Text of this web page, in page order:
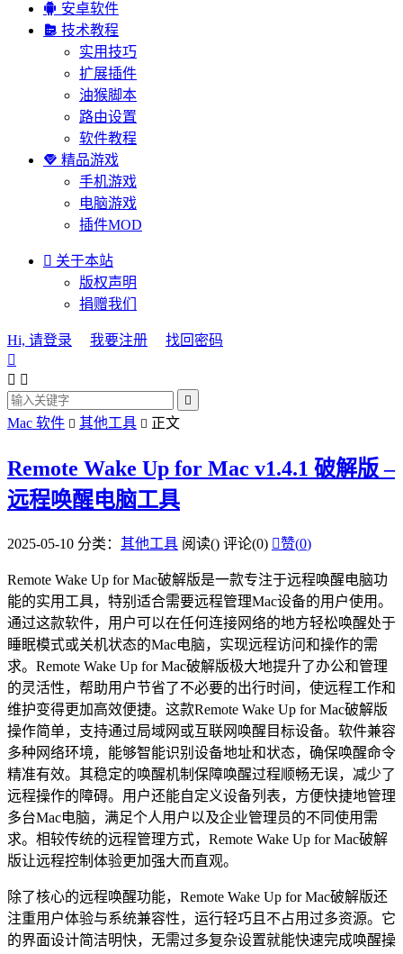
 安卓软件
 技术教程
实用技巧
扩展插件
油猴脚本
路由设置
软件教程
 精品游戏
手机游戏
电脑游戏
插件MOD
 关于本站
版权声明
捐赠我们
Hi, 请登录 我要注册
找回密码

 

Mac 软件  其他工具  正文
Remote Wake Up for Mac v1.4.1 破解版 –
远程唤醒电脑工具
2025-05-10 分类： 其他工具 阅读() 评论(0) 赞(0)
Remote Wake Up for Mac破解版是一款专注于远程唤醒电脑功
能的实用工具，特别适合需要远程管理Mac设备的用户使用。
通过这款软件，用户可以在任何连接网络的地方轻松唤醒处于
睡眠模式或关机状态的Mac电脑，实现远程访问和操作的需
求。Remote Wake Up for Mac破解版极大地提升了办公和管理
的灵活性，帮助用户节省了不必要的出行时间，使远程工作和
维护变得更加高效便捷。这款Remote Wake Up for Mac破解版
操作简单，支持通过局域网或互联网唤醒目标设备。软件兼容
多种网络环境，能够智能识别设备地址和状态，确保唤醒命令
精准有效。其稳定的唤醒机制保障唤醒过程顺畅无误，减少了
远程操作的障碍。用户还能自定义设备列表，方便快捷地管理
多台Mac电脑，满足个人用户以及企业管理员的不同使用需
求。相较传统的远程管理方式，Remote Wake Up for Mac破解
版让远程控制体验更加强大而直观。
除了核心的远程唤醒功能，Remote Wake Up for Mac破解版还
注重用户体验与系统兼容性，运行轻巧且不占用过多资源。它
的界面设计简洁明快，无需过多复杂设置就能快速完成唤醒操